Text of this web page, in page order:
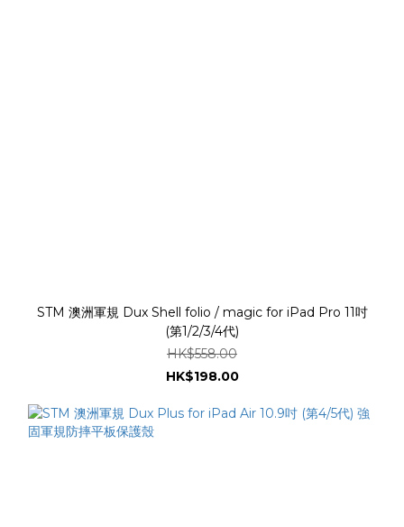
STM 澳洲軍規 Dux Shell folio / magic for iPad Pro 11吋
(第1/2/3/4代)
HK$558.00
HK$198.00